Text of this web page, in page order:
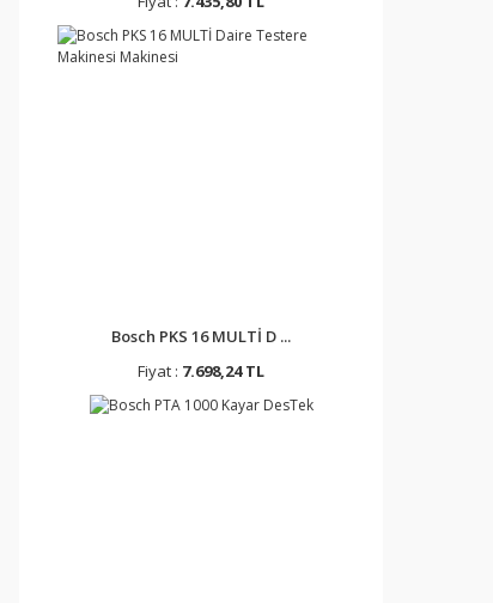
Bosch PKS 16 MULTİ D ...
Fiyat : 7.698,24 TL